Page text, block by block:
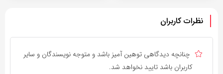
نظرات کاربران
چنانچه دیدگاهی توهین آمیز باشد و متوجه نویسندگان و سایر
کاربران باشد تایید نخواهد شد.